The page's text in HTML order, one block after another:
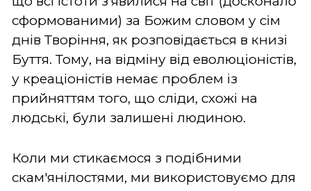
сформованими) за Божим словом у сім
днів Творіння, як розповідається в книзі
Буття. Тому, на відміну від еволюціоністів,
у креаціоністів немає проблем із
прийняттям того, що сліди, схожі на
людські, були залишені людиною.
Коли ми стикаємося з подібними
скам'янілостями, ми використовуємо для